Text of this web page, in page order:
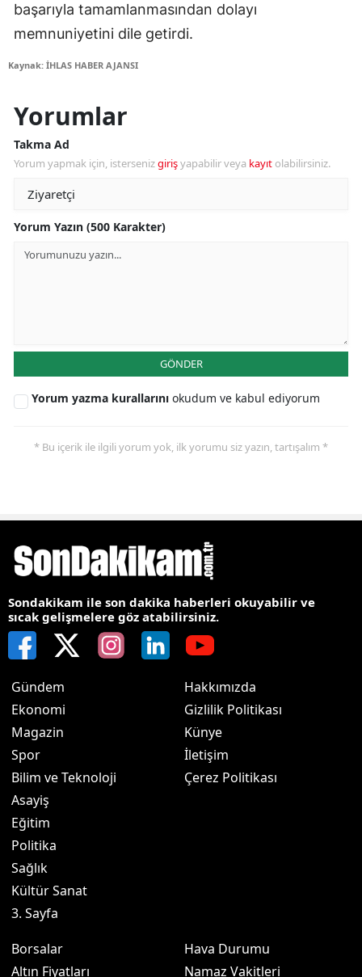
başarıyla tamamlanmasından dolayı
memnuniyetini dile getirdi.
Kaynak: İHLAS HABER AJANSI
Yorumlar
Takma Ad
Yorum yapmak için, istersenizgirişyapabilir veya kayıt olabilirsiniz.
Yorum Yazın (500 Karakter)
GÖNDER
Yorum yazma kurallarını okudum ve kabul ediyorum
* Bu içerik ile ilgili yorum yok, ilk yorumu siz yazın, tartışalım *
Sondakikam ile son dakika haberleri okuyabilir ve
sıcak gelişmelere göz atabilirsiniz.
Gündem
Ekonomi
Magazin
Spor
Bilim ve Teknoloji
Asayiş
Eğitim
Politika
Sağlık
Kültür Sanat
3. Sayfa
Hakkımızda
Gizlilik Politikası
Künye
İletişim
Çerez Politikası
Borsalar
Altın Fiyatları
Hava Durumu
Namaz Vakitleri